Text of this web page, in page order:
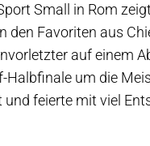
Small in Rom
Favoriten aus
auf einem
Halbfinale um die
feierte mit viel